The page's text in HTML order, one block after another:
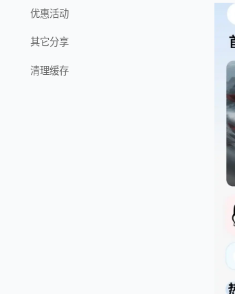
优惠活动
其它分享
清理缓存